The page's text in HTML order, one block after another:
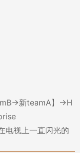
新teamA】→H
电视上一直闪光的